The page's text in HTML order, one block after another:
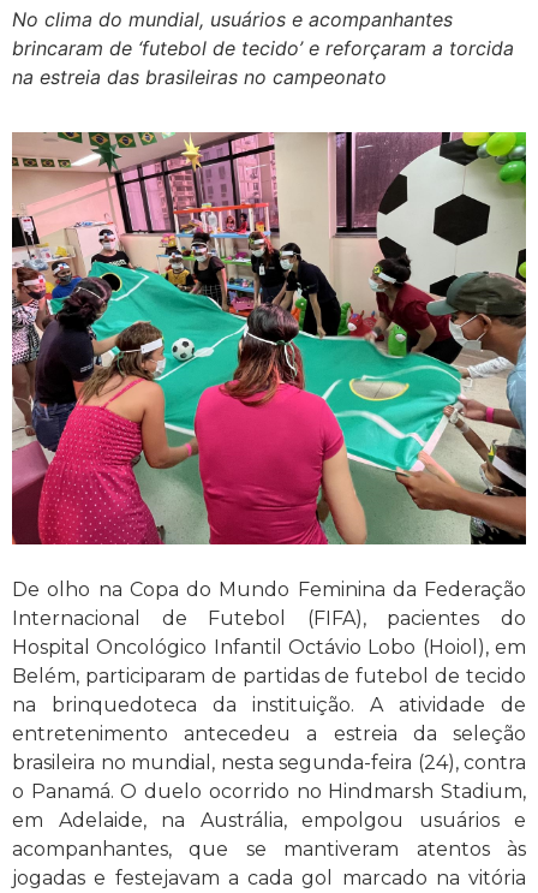
No clima do mundial, usuários e acompanhantes
brincaram de ‘futebol de tecido’ e reforçaram a torcida
na estreia das brasileiras no campeonato
De olho na Copa do Mundo Feminina da Federação
Internacional de Futebol (FIFA), pacientes do
Hospital Oncológico Infantil Octávio Lobo (Hoiol), em
Belém, participaram de partidas de futebol de tecido
na brinquedoteca da instituição. A atividade de
entretenimento antecedeu a estreia da seleção
brasileira no mundial, nesta segunda-feira (24), contra
o Panamá. O duelo ocorrido no Hindmarsh Stadium,
em Adelaide, na Austrália, empolgou usuários e
acompanhantes, que se mantiveram atentos às
jogadas e festejavam a cada gol marcado na vitória